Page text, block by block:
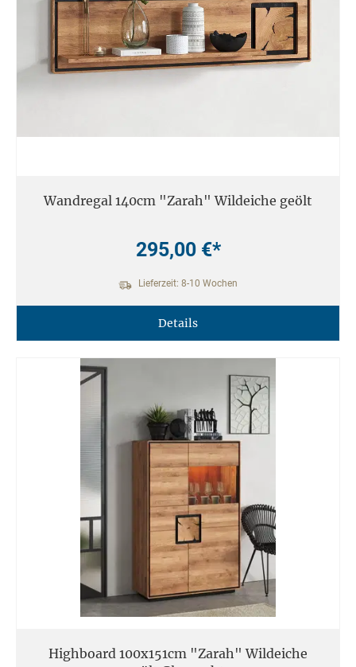
Wandregal 140cm "Zarah" Wildeiche geölt
295,00 €*
Lieferzeit: 8-10 Wochen
Details
Highboard 100x151cm "Zarah" Wildeiche